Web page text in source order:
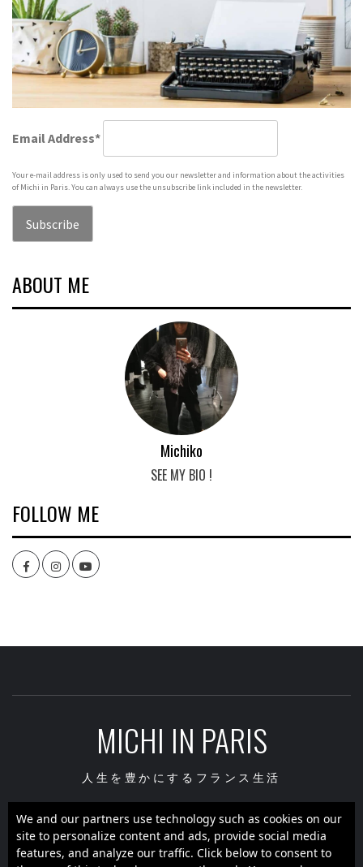
Email Address*
Your e-mail address is only used to send you our newsletter and information about the activities
of Michi in Paris. You can always use the unsubscribe link included in the newsletter.
ABOUT ME
Michiko
SEE MY BIO !
FOLLOW ME
FacebookInstagramyoutube
MICHI IN PARIS
人生を豊かにするフランス生活
FacebookInstagramyoutube
We and our partners use technology such as cookies on our
site to personalize content and ads, provide social media
features, and analyze our traffic. Click below to consent to